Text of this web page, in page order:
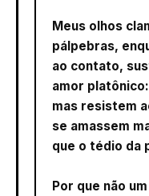
Meus olhos
pálpebras,
ao contato,
amor
mas resistem
se amassem
que o tédio da
Por que não